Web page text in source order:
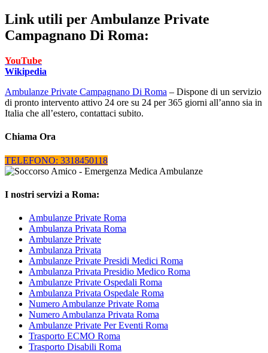
Link utili per Ambulanze Private
Campagnano Di Roma:
YouTube
Wikipedia
Ambulanze Private Campagnano Di Roma – Dispone di un servizio
di pronto intervento attivo 24 ore su 24 per 365 giorni all’anno sia in
Italia che all’estero, contattaci subito.
Chiama Ora
TELEFONO: 3318450118
I nostri servizi a Roma:
Ambulanze Private Roma
Ambulanza Privata Roma
Ambulanze Private
Ambulanza Privata
Ambulanze Private Presidi Medici Roma
Ambulanza Privata Presidio Medico Roma
Ambulanze Private Ospedali Roma
Ambulanza Privata Ospedale Roma
Numero Ambulanze Private Roma
Numero Ambulanza Privata Roma
Ambulanze Private Per Eventi Roma
Trasporto ECMO Roma
Trasporto Disabili Roma